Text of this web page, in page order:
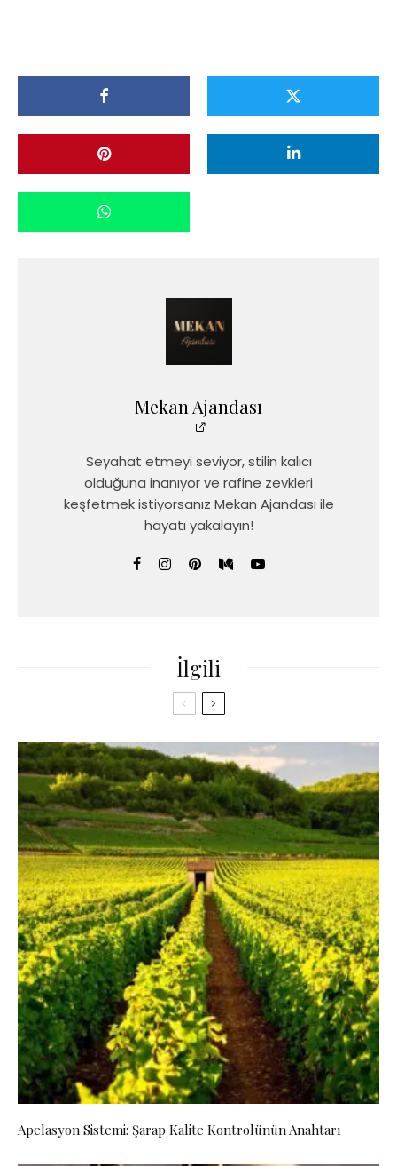
Mekan Ajandası
Seyahat etmeyi seviyor, stilin kalıcı
olduğuna inanıyor ve rafine zevkleri
keşfetmek istiyorsanız Mekan Ajandası ile
hayatı yakalayın!
İlgili
Apelasyon Sistemi: Şarap Kalite Kontrolünün Anahtarı